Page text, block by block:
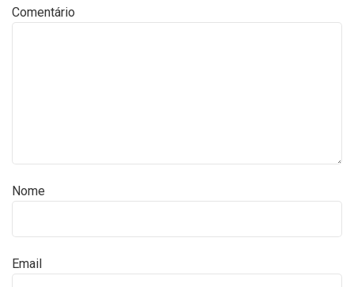
Comentário
Nome
Email